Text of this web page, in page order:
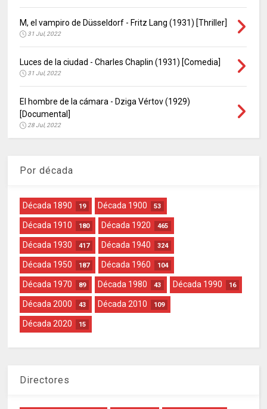
M, el vampiro de Düsseldorf - Fritz Lang (1931) [Thriller]
31 Jul, 2022
Luces de la ciudad - Charles Chaplin (1931) [Comedia]
31 Jul, 2022
El hombre de la cámara - Dziga Vértov (1929)
[Documental]
28 Jul, 2022
Por década
Década 1890 19 Década 1900 53
Década 1910 180 Década 1920 465
Década 1930 417 Década 1940 324
Década 1950 187 Década 1960 104
Década 1970 89 Década 1980 43 Década 1990 16
Década 2000 43 Década 2010 109
Década 2020 15
Directores